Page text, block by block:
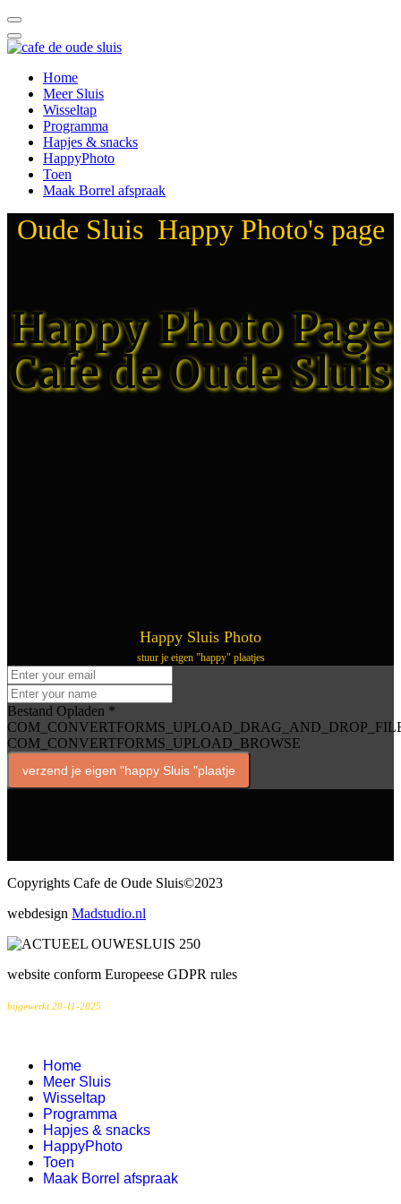
Home
Meer Sluis
Wisseltap
Programma
Hapjes & snacks
HappyPhoto
Toen
Maak Borrel afspraak
Oude Sluis Happy Photo's page
Happy Photo Page
Cafe de Oude Sluis
Happy Sluis Photo
stuur je eigen "happy" plaatjes
Bestand Opladen *
COM_CONVERTFORMS_UPLOAD_BROWSE
verzend je eigen "happy Sluis "plaatje
Copyrights Cafe de Oude Sluis©2023
webdesign Madstudio.nl
website conform Europeese GDPR rules
bijgewerkt 20-11-2025
Home
Meer Sluis
Wisseltap
Programma
Hapjes & snacks
HappyPhoto
Toen
Maak Borrel afspraak